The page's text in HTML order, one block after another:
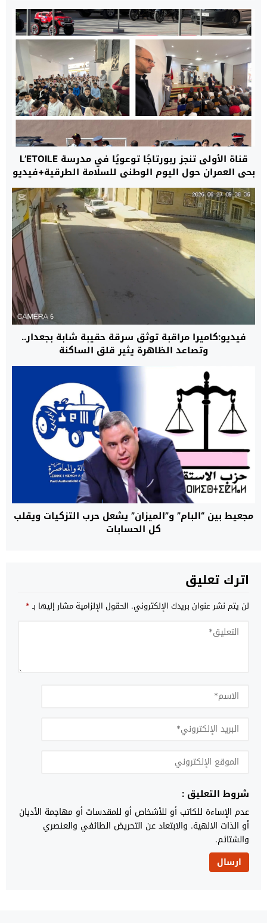
قناة الأولى تنجز ربورتاجًا توعويًا في مدرسة L’ETOILE
بحي العمران حول اليوم الوطني للسلامة الطرقية+فيديو
فيديو:كاميرا مراقبة توثق سرقة حقيبة شابة بجعدار..
وتصاعد الظاهرة يثير قلق الساكنة
مجعيط بين “البام” و”الميزان” يشعل حرب التزكيات ويقلب
كل الحسابات
اترك تعليق
لن يتم نشر عنوان بريدك الإلكتروني. الحقول الإلزامية مشار إليها بـ*
شروط التعليق :
عدم الإساءة للكاتب أو للأشخاص أو للمقدسات أو مهاجمة الأديان
أو الذات الالهية. والابتعاد عن التحريض الطائفي والعنصري
والشتائم.